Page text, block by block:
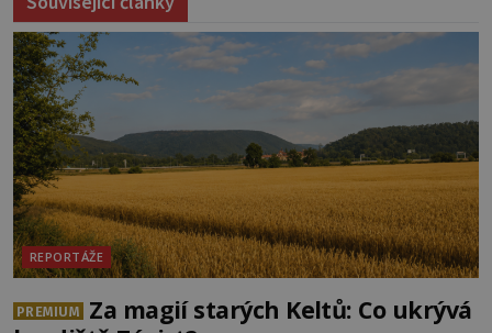
REPORTÁŽE
PREMIUM
Za magií starých Keltů: Co ukrývá